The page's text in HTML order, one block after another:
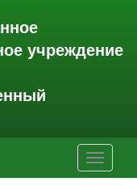
учреждение
Toggle